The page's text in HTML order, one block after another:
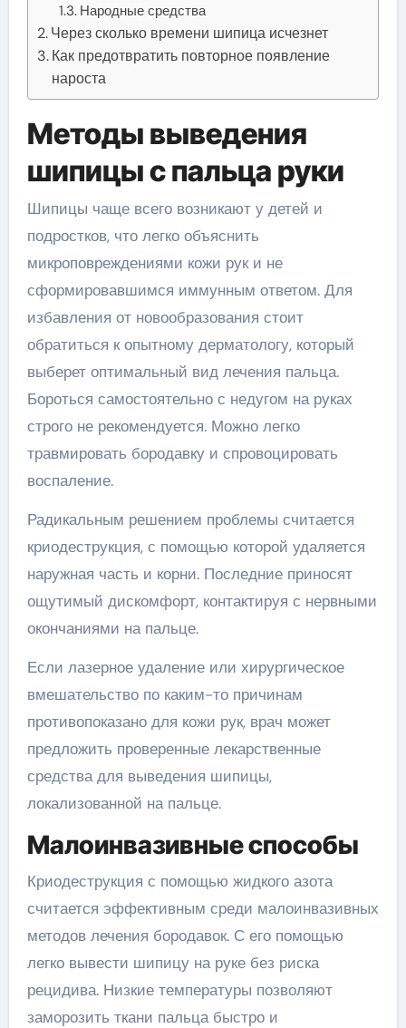
Народные средства
Через сколько времени шипица исчезнет
Как предотвратить повторное появление
нароста
Методы выведения
шипицы с пальца руки
Шипицы чаще всего возникают у детей и
подростков, что легко объяснить
микроповреждениями кожи рук и не
сформировавшимся иммунным ответом. Для
избавления от новообразования стоит
обратиться к опытному дерматологу, который
выберет оптимальный вид лечения пальца.
Бороться самостоятельно с недугом на руках
строго не рекомендуется. Можно легко
травмировать бородавку и спровоцировать
воспаление.
Радикальным решением проблемы считается
криодеструкция, с помощью которой удаляется
наружная часть и корни. Последние приносят
ощутимый дискомфорт, контактируя с нервными
окончаниями на пальце.
Если лазерное удаление или хирургическое
вмешательство по каким-то причинам
противопоказано для кожи рук, врач может
предложить проверенные лекарственные
средства для выведения шипицы,
локализованной на пальце.
Малоинвазивные способы
Криодеструкция с помощью жидкого азота
считается эффективным среди малоинвазивных
методов лечения бородавок. С его помощью
легко вывести шипицу на руке без риска
рецидива. Низкие температуры позволяют
заморозить ткани пальца быстро и